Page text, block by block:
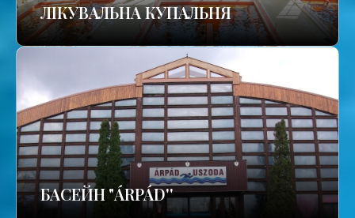
ЛІКУВАЛЬНА КУПАЛЬНЯ
БАСЕЙН "ÁRPÁD''